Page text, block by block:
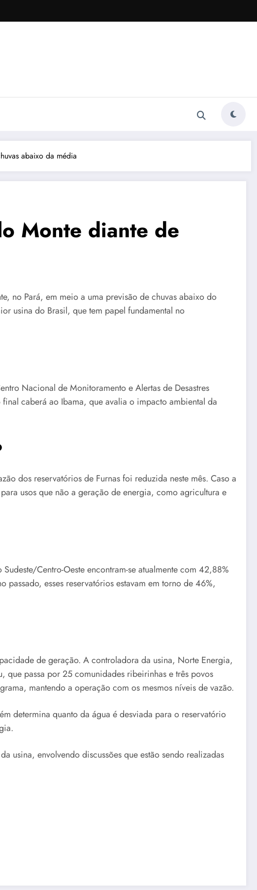
abaixo da média
Monte diante de
no Pará, em meio a uma previsão de chuvas abaixo do
usina do Brasil, que tem papel fundamental no
Nacional de Monitoramento e Alertas de Desastres
caberá ao Ibama, que avalia o impacto ambiental da
dos reservatórios de Furnas foi reduzida neste mês. Caso a
usos que não a geração de energia, como agricultura e
Centro-Oeste encontram-se atualmente com 42,88%
esses reservatórios estavam em torno de 46%,
de geração. A controladora da usina, Norte Energia,
que passa por 25 comunidades ribeirinhas e três povos
mantendo a operação com os mesmos níveis de vazão.
determina quanto da água é desviada para o reservatório
usina, envolvendo discussões que estão sendo realizadas